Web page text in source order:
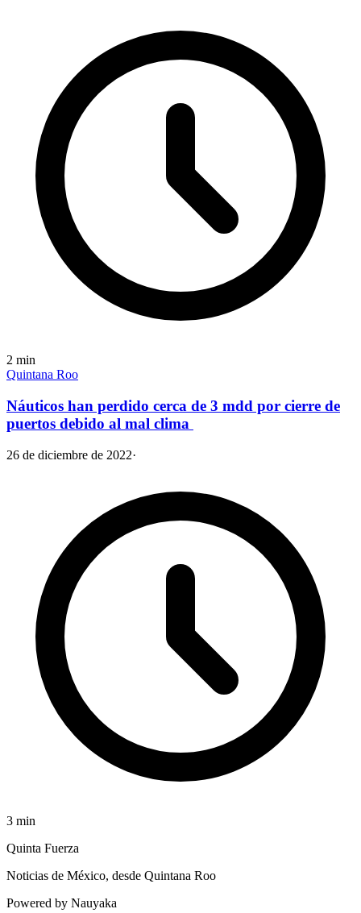
2 min
Quintana Roo
Náuticos han perdido cerca de 3 mdd por cierre de
puertos debido al mal clima
26 de diciembre de 2022·
3 min
Quinta Fuerza
Noticias de México, desde Quintana Roo
Powered by Nauyaka